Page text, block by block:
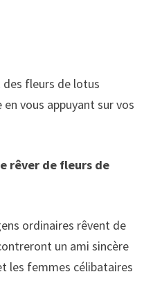
des fleurs de lotus
vous appuyant sur vos
rêver de fleurs de
ordinaires rêvent de
un ami sincère
les femmes célibataires